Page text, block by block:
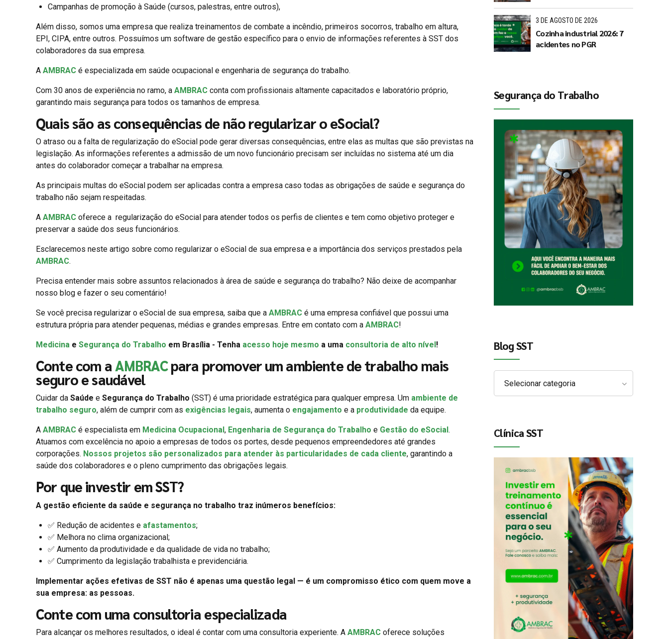
Campanhas de promoção à Saúde (cursos, palestras, entre outros),
Além disso, somos uma empresa que realiza treinamentos de combate a incêndio, primeiros socorros, trabalho em altura,
EPI, CIPA, entre outros. Possuímos um software de gestão específico para o envio de informações referentes à SST dos
colaboradores da sua empresa.
A AMBRAC é especializada em saúde ocupacional e engenharia de segurança do trabalho.
Com 30 anos de experiência no ramo, a AMBRAC conta com profissionais altamente capacitados e laboratório próprio,
garantindo mais segurança para todos os tamanhos de empresa.
Quais são as consequências de não regularizar o eSocial?
O atraso ou a falta de regularização do eSocial pode gerar diversas consequências, entre elas as multas que são previstas na
legislação. As informações referentes a admissão de um novo funcionário precisam ser incluídas no sistema até um dia
antes do colaborador começar a trabalhar na empresa.
As principais multas do eSocial podem ser aplicadas contra a empresa caso todas as obrigações de saúde e segurança do
trabalho não sejam respeitadas.
A AMBRAC oferece a regularização do eSocial para atender todos os perfis de clientes e tem como objetivo proteger e
preservar a saúde dos seus funcionários.
Esclarecemos neste artigo sobre como regularizar o eSocial de sua empresa e a importância dos serviços prestados pela
AMBRAC.
Precisa entender mais sobre assuntos relacionados à área de saúde e segurança do trabalho? Não deixe de acompanhar
nosso blog e fazer o seu comentário!
Se você precisa regularizar o eSocial de sua empresa, saiba que a AMBRAC é uma empresa confiável que possui uma
estrutura própria para atender pequenas, médias e grandes empresas. Entre em contato com a AMBRAC!
Medicina e Segurança do Trabalho em Brasília - Tenha acesso hoje mesmo a uma consultoria de alto nível!
Conte com aAMBRACpara promover um ambiente de trabalho mais
seguro e saudável
Cuidar da Saúde e Segurança do Trabalho (SST) é uma prioridade estratégica para qualquer empresa. Um ambiente de
trabalho seguro, além de cumprir com as exigências legais, aumenta o engajamento e a produtividade da equipe.
A AMBRAC é especialista em Medicina Ocupacional , Engenharia de Segurança do Trabalho e Gestão do eSocial .
Atuamos com excelência no apoio a empresas de todos os portes, desde pequenos empreendedores até grandes
corporações. Nossos projetos são personalizados para atender às particularidades de cada cliente, garantindo a
saúde dos colaboradores e o pleno cumprimento das obrigações legais.
Por que investir em SST?
A gestão eficiente da saúde e segurança no trabalho traz inúmeros benefícios:
✅ Redução de acidentes e afastamentos;
✅ Melhora no clima organizacional;
✅ Aumento da produtividade e da qualidade de vida no trabalho;
✅ Cumprimento da legislação trabalhista e previdenciária.
Implementar ações efetivas de SST não é apenas uma questão legal — é um compromisso ético com quem move a
sua empresa: as pessoas.
Conte com uma consultoria especializada
Para alcançar os melhores resultados, o ideal é contar com uma consultoria experiente. A AMBRAC oferece soluções
3 DE AGOSTO DE 2026
Cozinha industrial 2026: 7
acidentes no PGR
Segurança do Trabalho
Blog SST
Selecionar categoria
Clínica SST